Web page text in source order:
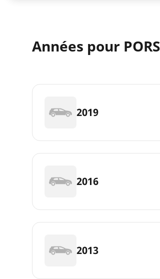
Années pour
2019
2016
2013